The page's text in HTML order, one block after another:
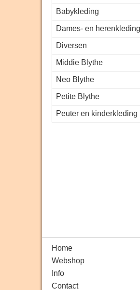
Babykleding
Dames- en herenkleding
Diversen
Middie Blythe
Neo Blythe
Petite Blythe
Peuter en kinderkleding
Home
Webshop
Info
Contact